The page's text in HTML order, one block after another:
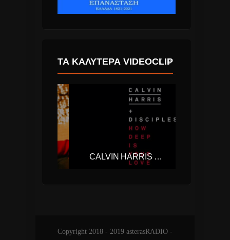
ΤΑ ΚΑΛΎΤΕΡΑ VIDEOCLIP
CALVIN HARRIS & DISCIPLES – HOW DEEP IS YOUR LOVE
Copyright 2018 - 2019 asterasRADIO -